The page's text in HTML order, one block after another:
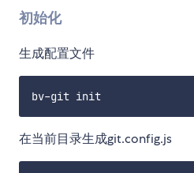
初始化
生成配置文件
在当前目录生成git.config.js